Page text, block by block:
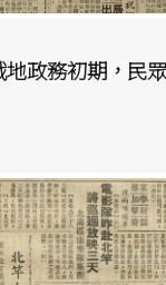
地政務初期，民